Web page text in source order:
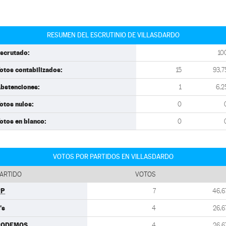
RESUMEN DEL ESCRUTINIO DE VILLASDARDO
contabilizados: 15
1
nulos: 0
en blanco: 0
VOTOS POR PARTIDOS EN VILLASDARDO
VOTOS
7
4